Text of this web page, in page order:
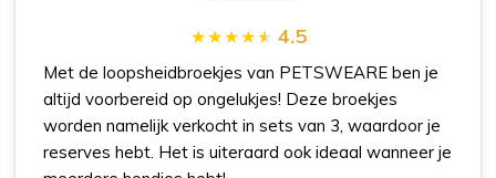
4.5
Met de loopsheidbroekjes van PETSWEARE ben je
altijd voorbereid op ongelukjes! Deze broekjes
worden namelijk verkocht in sets van 3, waardoor je
reserves hebt. Het is uiteraard ook ideaal wanneer je